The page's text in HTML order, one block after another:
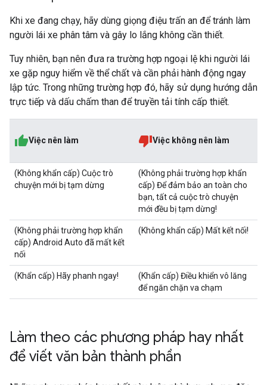
Khi xe đang chạy, hãy dùng giọng điệu trấn an để tránh làm
người lái xe phân tâm và gây lo lắng không cần thiết.
Tuy nhiên, bạn nên đưa ra trường hợp ngoại lệ khi người lái
xe gặp nguy hiểm về thể chất và cần phải hành động ngay
lập tức. Trong những trường hợp đó, hãy sử dụng hướng dẫn
trực tiếp và dấu chấm than để truyền tải tính cấp thiết.
Việc nên làm Việc không nên làm
(Không khẩn cấp) Cuộc trò
chuyện mới bị tạm dừng
(Không phải trường hợp khẩn
cấp) Để đảm bảo an toàn cho
bạn, tất cả cuộc trò chuyện
mới đều bị tạm dừng!
(Không phải trường hợp khẩn
cấp) Android Auto đã mất kết
nối
(Không khẩn cấp) Mất kết nối!
(Khẩn cấp) Hãy phanh ngay!
(Khẩn cấp) Điều khiển vô lăng
để ngăn chặn va chạm
Làm theo các phương pháp hay nhất
để viết văn bản thành phần